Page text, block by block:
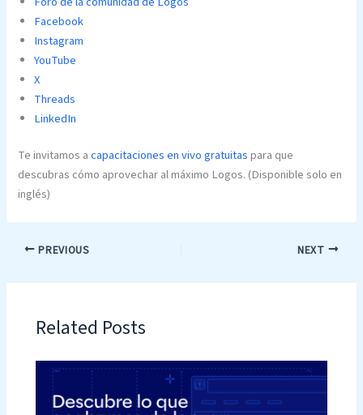
Facebook
Instagram
YouTube
X
Threads
LinkedIn
Te invitamos acapacitaciones en vivo gratuitaspara que
descubras cómo aprovechar al máximo Logos. (Disponible solo en
inglés)
PREVIOUS NEXT
Related Posts